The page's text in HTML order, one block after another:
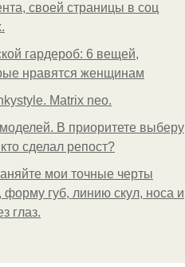
своей страницы в соц
гардероб: 6 вещей,
нравятся женщинам
Matrix neo.
В приоритете выберу
сделал репост?
мои точные черты
форму губ, линию скул, носа и
глаз.